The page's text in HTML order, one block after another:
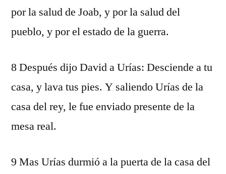
por la salud de Joab, y por la salud del
pueblo, y por el estado de la guerra.
8 Después dijo David a Urías: Desciende a tu
casa, y lava tus pies. Y saliendo Urías de la
casa del rey, le fue enviado presente de la
mesa real.
9 Mas Urías durmió a la puerta de la casa del